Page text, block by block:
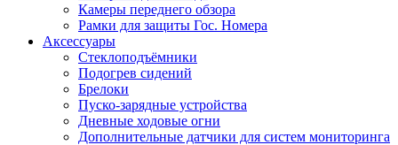
Камеры переднего обзора
Рамки для защиты Гос. Номера
Аксессуары
Стеклоподъёмники
Подогрев сидений
Брелоки
Пуско-зарядные устройства
Дневные ходовые огни
Дополнительные датчики для систем мониторинга